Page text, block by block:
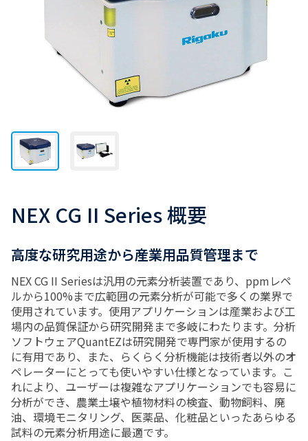
NEX CG II Series 概要
高度な研究用途から産業用品質管理まで
NEX CG II Seriesは汎用の元素分析装置であり、ppmレペ
ルから100%まで広範囲の元素分析が可能で多くの業界で
使用されています。使用アプリケーションは産業および工
場内の品質保証から研究開発まで多岐にわたります。分析
ソフトウェアQuantEZは研究開発で専門家が使用するの
に有用であり、また、らくらく分析機能は技術者以外のオ
ペレーターにとっても使いやすい仕様となっています。こ
れにより、ユーザーは複雑なアプリケーションでも容易に
分析ができ、農業土壌や植物材料の検査、動物飼料、廃
油、環境モニタリング、医薬品、化粧品といったあらゆる
試料の元素分析用途に最適です。